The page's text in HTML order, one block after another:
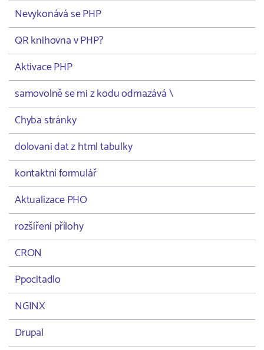
Nevykonává se PHP
QR knihovna v PHP?
Aktivace PHP
samovolně se mi z kodu odmazává \
Chyba stránky
dolovani dat z html tabulky
kontaktní formulář
Aktualizace PHO
rozšíření přílohy
CRON
Ppocitadlo
NGINX
Drupal